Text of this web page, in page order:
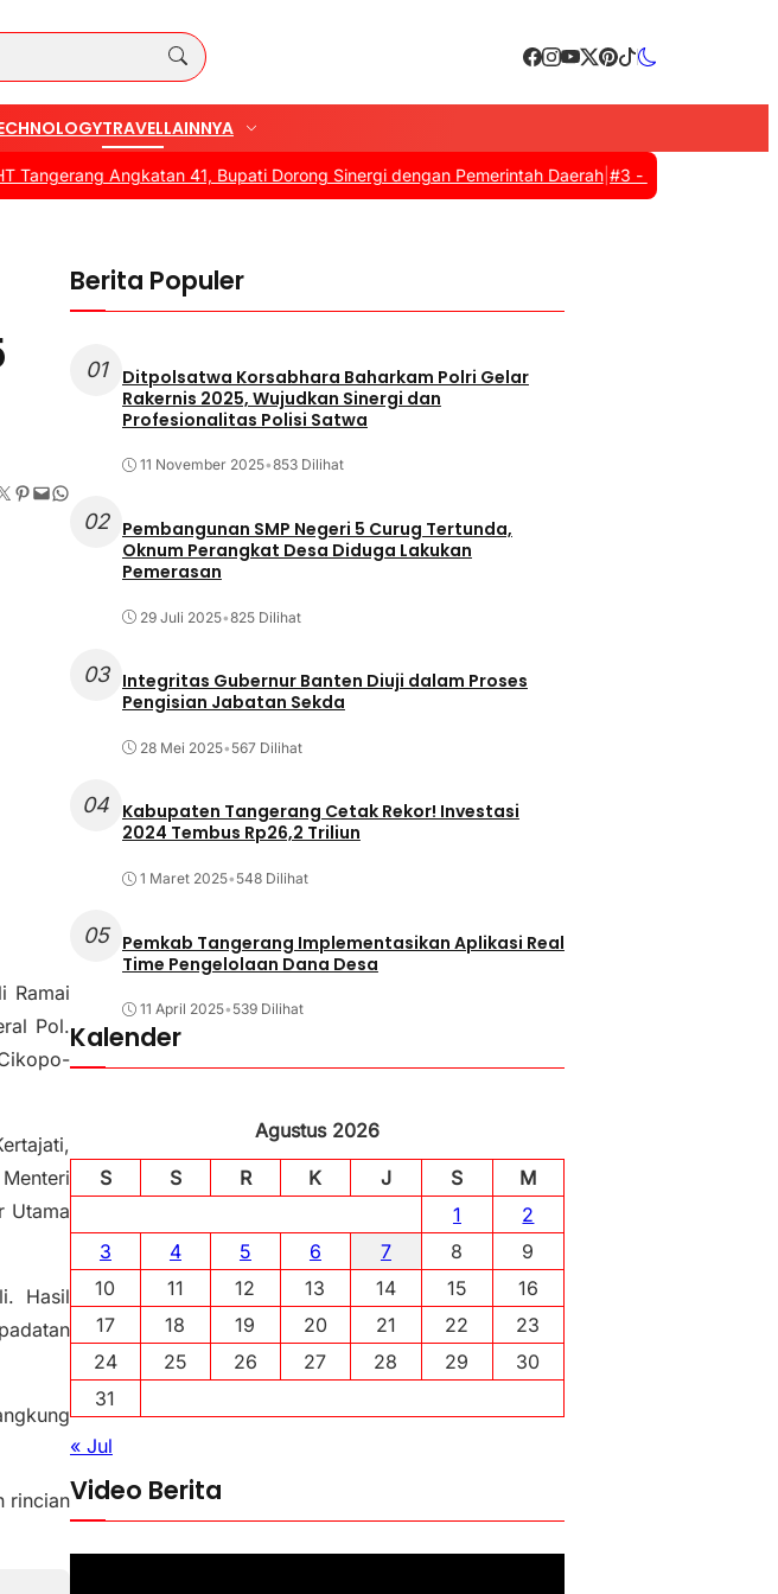
TRAVELLAINNYA
Angkatan 41, Bupati Dorong Sinergi dengan Pemerintah Daerah|#3 -Zulkifli Hasan Resmi
Pinterest Mail WhatsApp
Ramai
Pol.
Utama
Hasil
rincian
Berita Populer
01
Ditpolsatwa Korsabhara Baharkam Polri Gelar
Rakernis 2025, Wujudkan Sinergi dan
Profesionalitas Polisi Satwa
11 November 2025•853 Dilihat
02
Pembangunan SMP Negeri 5 Curug Tertunda,
Oknum Perangkat Desa Diduga Lakukan
Pemerasan
29 Juli 2025•825 Dilihat
03
Integritas Gubernur Banten Diuji dalam Proses
Pengisian Jabatan Sekda
28 Mei 2025• 567 Dilihat
04 Kabupaten Tangerang Cetak Rekor! Investasi
2024 Tembus Rp26,2 Triliun
1 Maret 2025• 548 Dilihat
05
Pemkab Tangerang Implementasikan Aplikasi Real
Time Pengelolaan Dana Desa
11 April 2025• 539 Dilihat
Kalender
Agustus 2026
S
S R K J S
M
1
2
3
4 5 6 7 8
9
10
11 12 13 14 15
16
17
18 19 20 21 22
23
24
25 26 27 28 29
30
31
« Jul
Video Berita